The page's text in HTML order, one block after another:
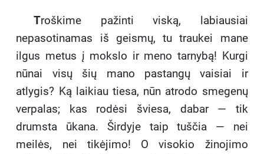
Troškime pažinti viską, labiausiai
nepasotinamas iš geismų, tu traukei mane
ilgus metus į mokslo ir meno tarnybą! Kurgi
nūnai visų šių mano pastangų vaisiai ir
atlygis? Ką laikiau tiesa, nūn atrodo smegenų
verpalas; kas rodėsi šviesa, dabar — tik
drumsta ūkana. Širdyje taip tuščia — nei
meilės, nei tikėjimo! O visokio žinojimo